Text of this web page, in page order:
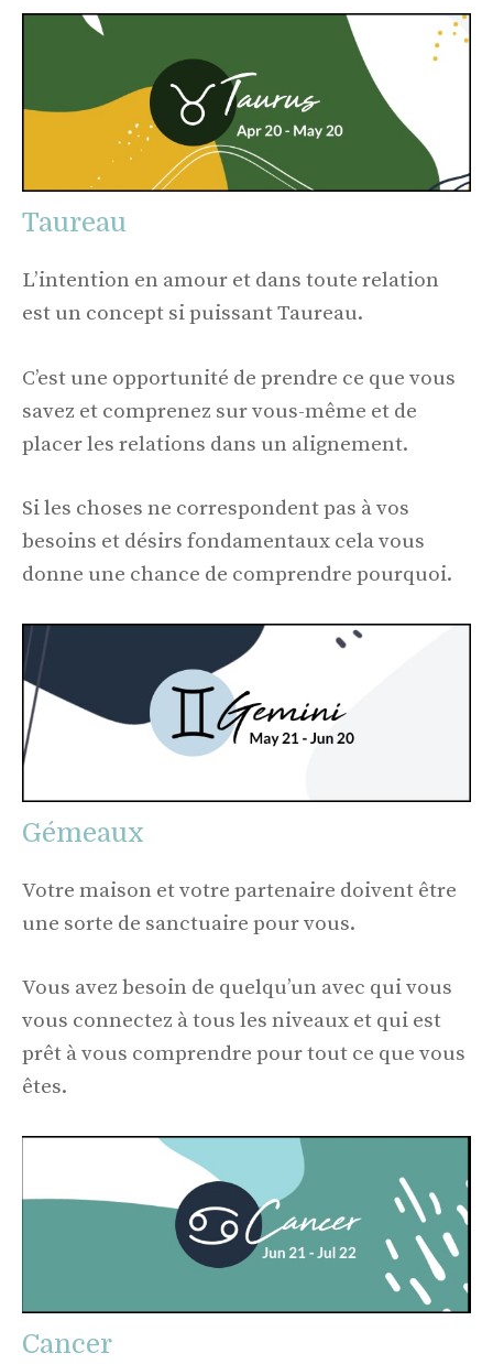
Taureau
L’intention en amour et dans toute relation
est un concept si puissant Taureau.
C’est une opportunité de prendre ce que vous
savez et comprenez sur vous-même et de
placer les relations dans un alignement.
Si les choses ne correspondent pas à vos
besoins et désirs fondamentaux cela vous
donne une chance de comprendre pourquoi.
Gémeaux
Votre maison et votre partenaire doivent être
une sorte de sanctuaire pour vous.
Vous avez besoin de quelqu’un avec qui vous
vous connectez à tous les niveaux et qui est
prêt à vous comprendre pour tout ce que vous
êtes.
Cancer